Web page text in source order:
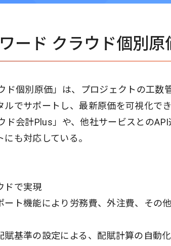
ード クラウド個別原
ド個別原価」は、プロジェクトの工数
でサポートし、最新原価を可視化で
ド会計Plus」や、他社サービスとの
も対応している。
ドで実現
ート機能により労務費、外注費、その
賦基準の設定による、配賦計算の自動化